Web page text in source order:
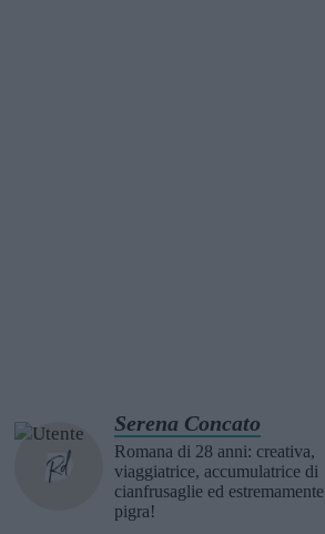
Serena Concato
Romana di 28 anni: creativa,
viaggiatrice, accumulatrice di
cianfrusaglie ed estremamente
pigra!